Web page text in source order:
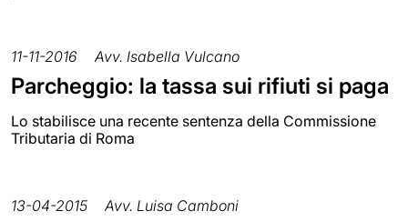
11-11-2016 Avv. Isabella Vulcano
Parcheggio: la tassa sui rifiuti si paga
Lo stabilisce una recente sentenza della Commissione
Tributaria di Roma
13-04-2015 Avv. Luisa Camboni